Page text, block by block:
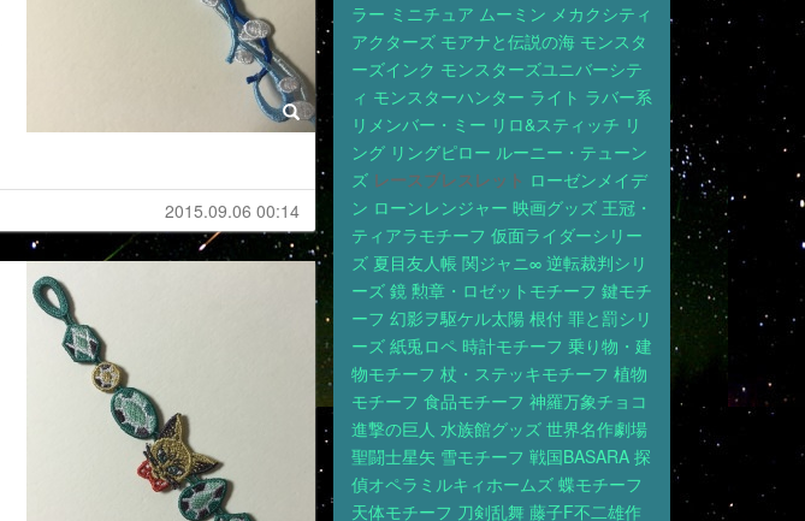
2015.09.06 00:14
ラー ミニチュア ムーミン メカクシティ
アクターズ モアナと伝説の海 モンスタ
ーズインク モンスターズユニバーシテ
ィ モンスターハンター ライト ラバー系
リメンバー・ミー リロ&スティッチ リ
ング リングピロー ルーニー・テューン
ズ レースブレスレット ローゼンメイデ
ン ローンレンジャー 映画グッズ 王冠・
ティアラモチーフ 仮面ライダーシリー
ズ 夏目友人帳 関ジャニ∞ 逆転裁判シリ
ーズ 鏡 勲章・ロゼットモチーフ 鍵モチ
ーフ 幻影ヲ駆ケル太陽 根付 罪と罰シリ
ーズ 紙兎ロペ 時計モチーフ 乗り物・建
物モチーフ 杖・ステッキモチーフ 植物
モチーフ 食品モチーフ 神羅万象チョコ
進撃の巨人 水族館グッズ 世界名作劇場
聖闘士星矢 雪モチーフ 戦国BASARA 探
偵オペラミルキィホームズ 蝶モチーフ
天体モチーフ 刀剣乱舞 藤子F不二雄作